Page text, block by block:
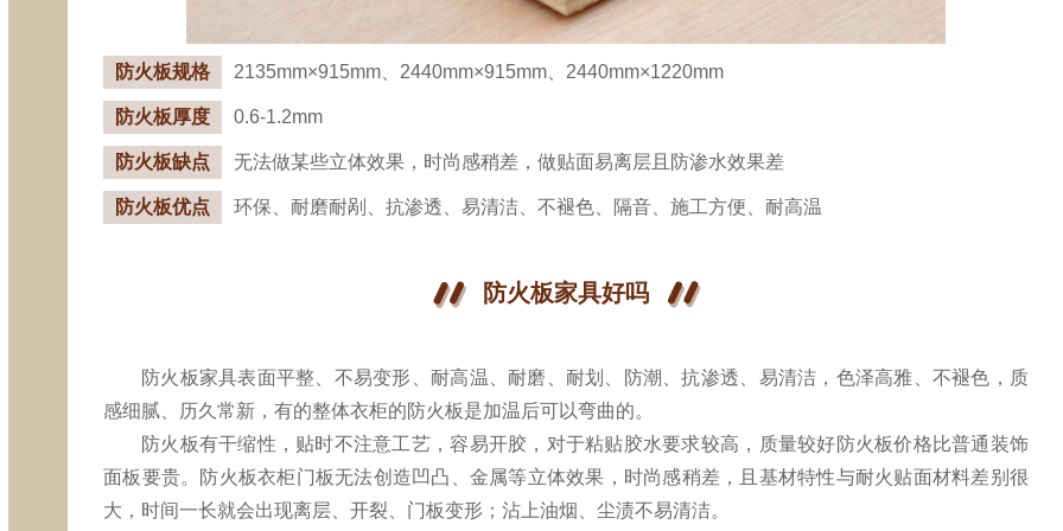
防火板规格 2135mm×915mm、2440mm×915mm、2440mm×1220mm
防火板厚度 0.6-1.2mm
防火板缺点 无法做某些立体效果，时尚感稍差，做贴面易离层且防渗水效果差
防火板优点 环保、耐磨耐剐、抗渗透、易清洁、不褪色、隔音、施工方便、耐高温
防火板家具好吗
防火板家具表面平整、不易变形、耐高温、耐磨、耐划、防潮、抗渗透、易清洁，色泽高雅、不褪色，质
感细腻、历久常新，有的整体衣柜的防火板是加温后可以弯曲的。
防火板有干缩性，贴时不注意工艺，容易开胶，对于粘贴胶水要求较高，质量较好防火板价格比普通装饰
面板要贵。防火板衣柜门板无法创造凹凸、金属等立体效果，时尚感稍差，且基材特性与耐火贴面材料差别很
大，时间一长就会出现离层、开裂、门板变形；沾上油烟、尘渍不易清洁。